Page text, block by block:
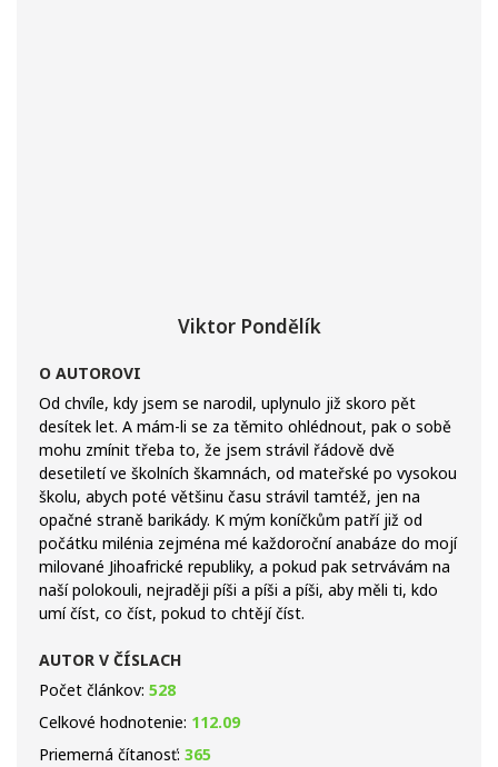
Viktor Pondělík
O AUTOROVI
Od chvíle, kdy jsem se narodil, uplynulo již skoro pět
desítek let. A mám-li se za těmito ohlédnout, pak o sobě
mohu zmínit třeba to, že jsem strávil řádově dvě
desetiletí ve školních škamnách, od mateřské po vysokou
školu, abych poté většinu času strávil tamtéž, jen na
opačné straně barikády. K mým koníčkům patří již od
počátku milénia zejména mé každoroční anabáze do mojí
milované Jihoafrické republiky, a pokud pak setrvávám na
naší polokouli, nejraději píši a píši a píši, aby měli ti, kdo
umí číst, co číst, pokud to chtějí číst.
AUTOR V ČÍSLACH
Počet článkov: 528
Celkové hodnotenie: 112.09
Priemerná čítanosť: 365